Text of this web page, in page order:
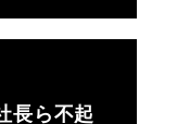
長ら不起